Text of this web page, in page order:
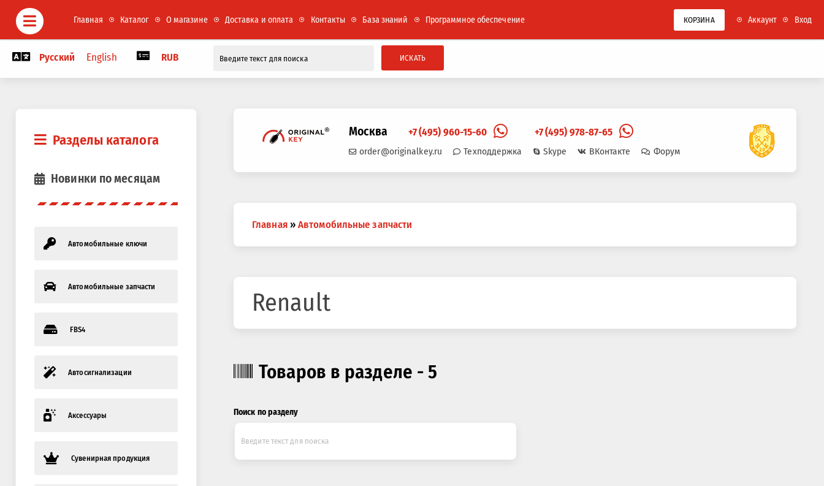
Главная Каталог О магазине Доставка и оплата Контакты База знаний Программное обеспечение КОРЗИНА Аккаунт Вход
Русский English RUB ИСКАТЬ
Разделы каталога
Новинки по месяцам
Автомобильные ключи
Автомобильные запчасти
FBS4
Автосигнализации
Аксессуары
Сувенирная продукция
Москва +7 (495) 960-15-60 +7 (495) 978-87-65
order@originalkey.ru Техподдержка Skype ВКонтакте Форум
здесь
Главная » Автомобильные запчасти
Renault
Товаров в разделе - 5
Поиск по разделу